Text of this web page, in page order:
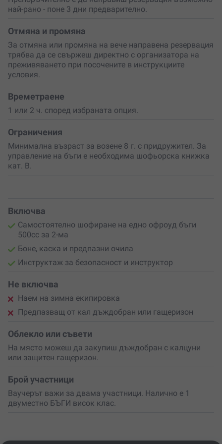
Резервирай сега своето снежно офроуд изживяване
леда!
най-рано - поне 3 дни предварително.
Отмяна и промяна
За отмяна или промяна на вече направена резервация
трябва да се свържеш директно с организатора на
преживяването при посочените в инструкциите
условия.
Времетраене
1 или 2 ч. според избраната опция.
Ограничения
Минимална възраст за возене 8 г. с придружител. За
управление на бъги е необходима шофьорска книжка
кат. B.
Включва
Самостоятелно шофиране на едно офроуд бъги
500сс за 2-ма
Боне, каска и предпазни очила
Инструктаж за безопасност и инструктор
Не включва
Наем на зимна екипировка
Предпазващ от кал дъждобран или гащеризон
Облекло или съвети
На място можеш да закупиш дъждобран с калцуни
или защитен гащеризон.
Брой участници
Ваучерът важи за двама участници. Налично е 1
двуместно БЪГИ висок клас.